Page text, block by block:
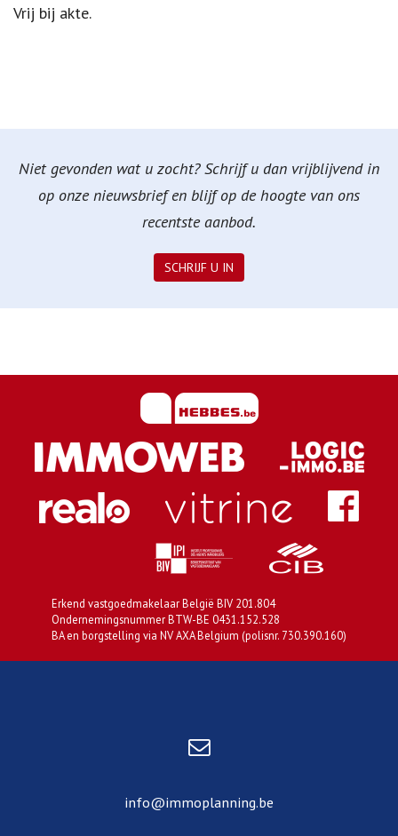
Vrij bij akte.
Niet gevonden wat u zocht? Schrijf u dan vrijblijvend in
op onze nieuwsbrief en blijf op de hoogte van ons
recentste aanbod.
SCHRIJF U IN
Erkend vastgoedmakelaar België BIV 201.804
Ondernemingsnummer BTW-BE 0431.152.528
BA en borgstelling via NV AXA Belgium (polisnr. 730.390.160)
info@immoplanning.be